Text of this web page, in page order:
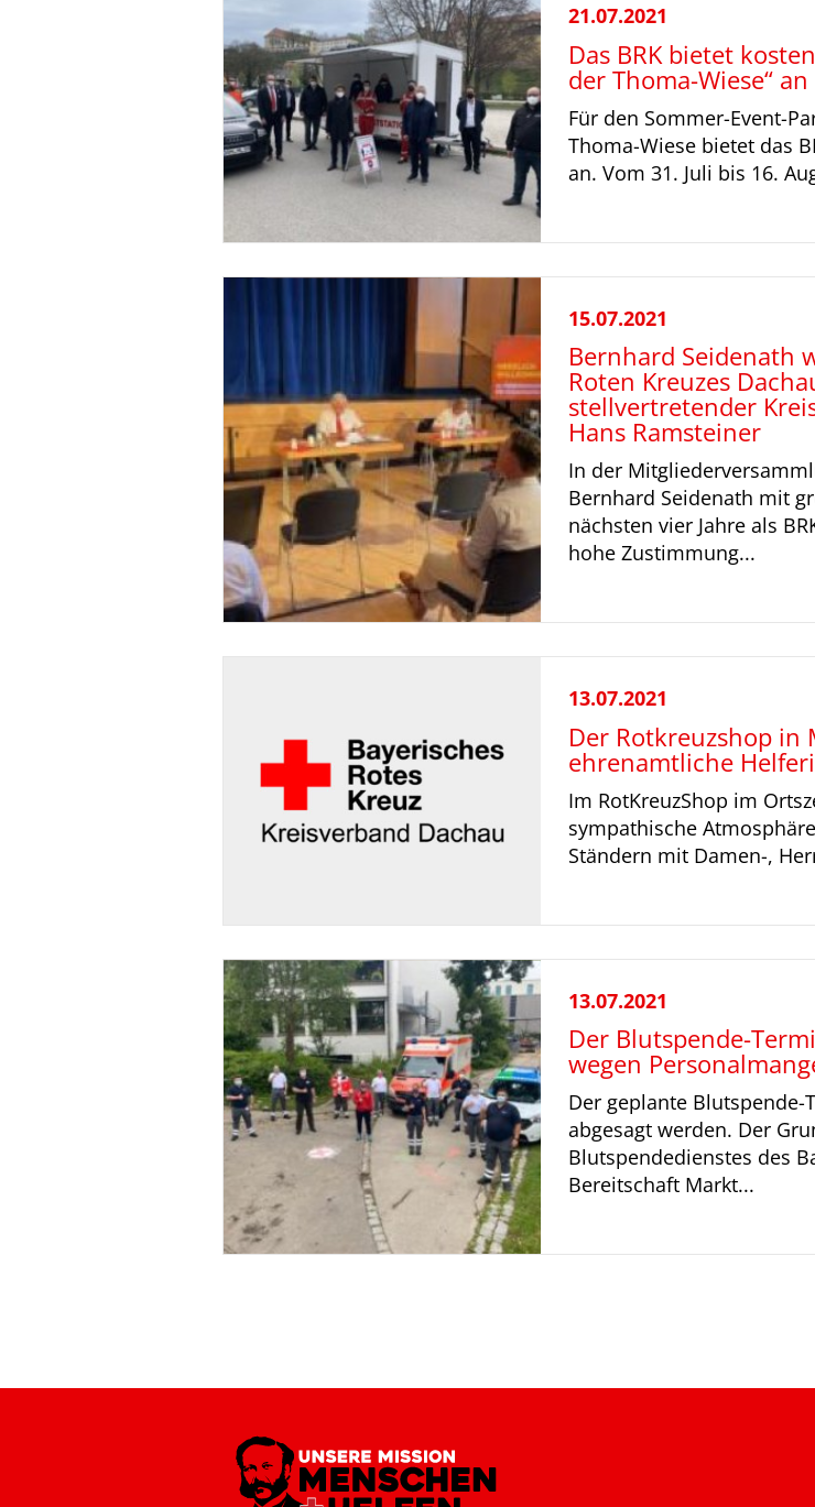
21.07.2021
Das BRK bietet
der Thoma-Wiese“ an
Für den Sommer-Event-
Thoma-Wiese bietet das
an. Vom 31. Juli bis 16.
15.07.2021
Bernhard Seidenath
Roten Kreuzes
stellvertretender
Hans Ramsteiner
In der
Bernhard Seidenath mit
nächsten vier Jahre als
hohe Zustimmung...
13.07.2021
Der Rotkreuzshop
ehrenamtliche
Im RotKreuzShop im
sympathische
Ständern mit Damen-,
13.07.2021
Der Blutspende-
wegen
Der geplante Blutspende-
abgesagt werden. Der
Blutspendedienstes des
Bereitschaft Markt...